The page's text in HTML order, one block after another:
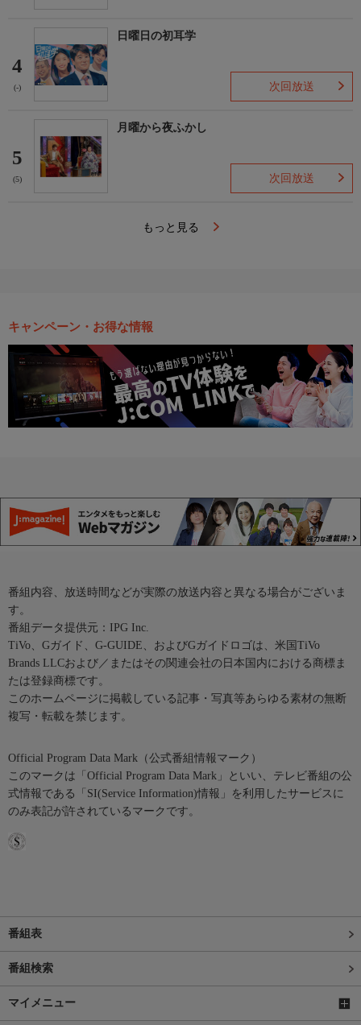
4
(-)
日曜日の初耳学
次回放送
5
(5)
月曜から夜ふかし
次回放送
もっと見る
キャンペーン・お得な情報
番組内容、放送時間などが実際の放送内容と異なる場合がございま
す。
番組データ提供元：IPG Inc.
TiVo、Gガイド、G-GUIDE、およびGガイドロゴは、米国TiVo
Brands LLCおよび／またはその関連会社の日本国内における商標ま
たは登録商標です。
このホームページに掲載している記事・写真等あらゆる素材の無断
複写・転載を禁じます。
Official Program Data Mark（公式番組情報マーク）
このマークは「Official Program Data Mark」といい、テレビ番組の公
式情報である「SI(Service Information)情報」を利用したサービスに
のみ表記が許されているマークです。
番組表
番組検索
マイメニュー